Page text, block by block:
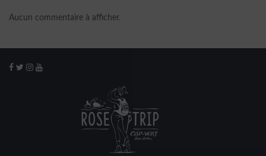
Aucun commentaire à afficher.